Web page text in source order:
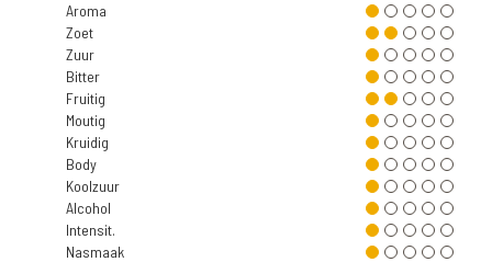
Aroma
Zoet
Zuur
Bitter
Fruitig
Moutig
Kruidig
Body
Koolzuur
Alcohol
Intensit.
Nasmaak